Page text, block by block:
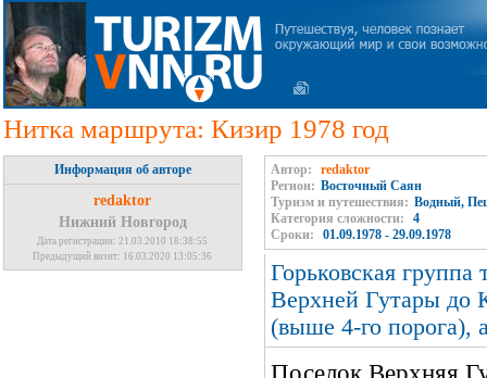
Нитка маршрута: Кизир 1978 год
Информация об авторе
redaktor
Нижний Новгород
Дата регистрации: 21.03.2010 18:38:55
Предыдущий визит: 16.03.2020 13:05:36
Автор:
redaktor
Регион: Восточный Саян
Туризм и путешествия: Водный,
Категория сложности:
4
Сроки:
01.09.1978 - 29.09.1978
Горьковская
Верхней Гутары до
(выше 4-го порога),